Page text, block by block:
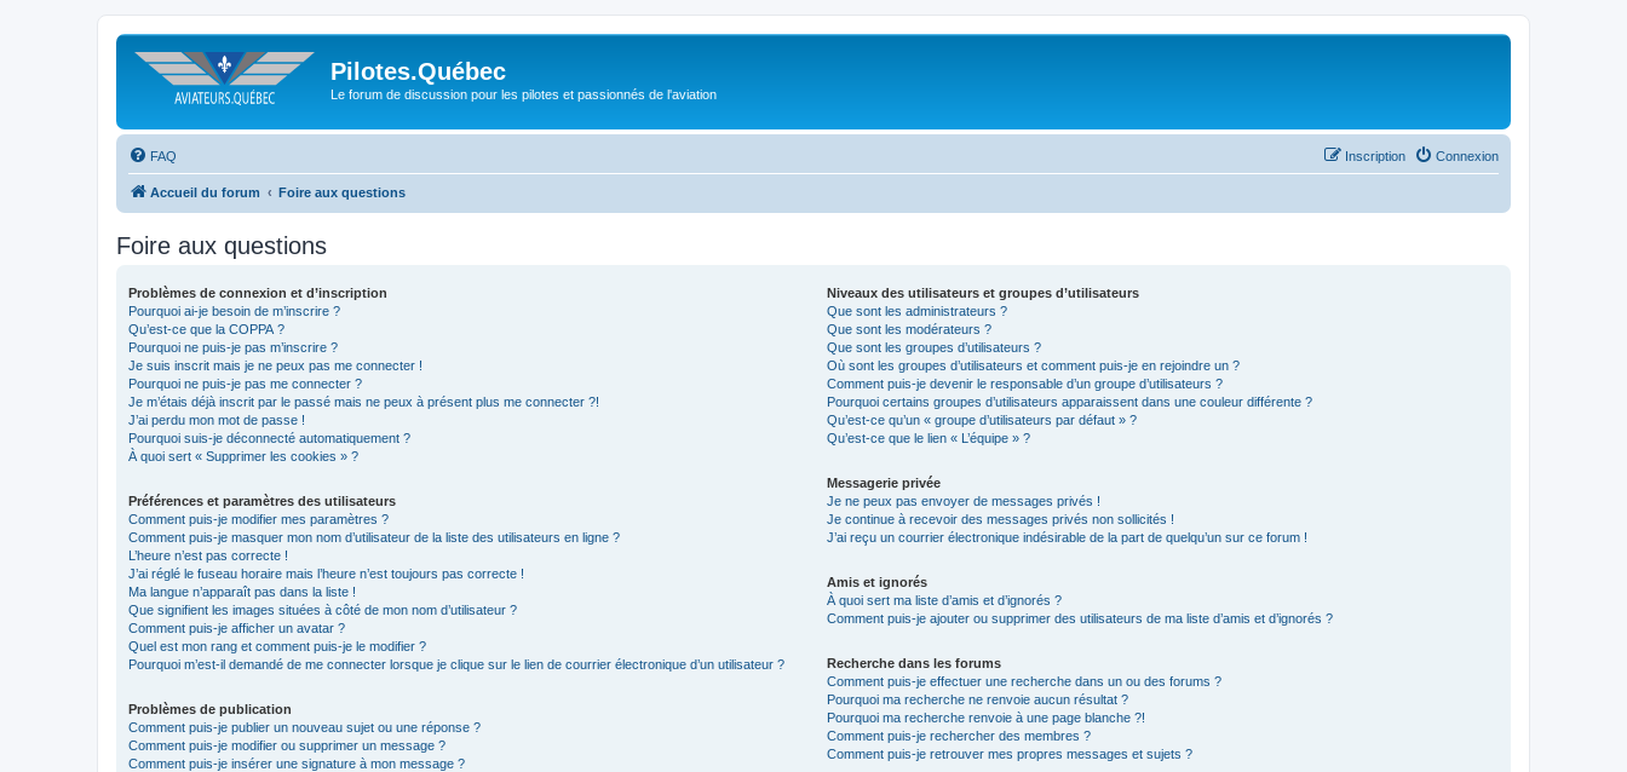
Pilotes.Québec
Le forum de discussion pour les pilotes et passionnés de l'aviation
FAQ Connexion
Inscription
Accueil du forum Foire aux questions
Foire aux questions
Problèmes de connexion et d’inscription
Pourquoi ai-je besoin de m’inscrire ?
Qu’est-ce que la COPPA ?
Pourquoi ne puis-je pas m’inscrire ?
Je suis inscrit mais je ne peux pas me connecter !
Pourquoi ne puis-je pas me connecter ?
Je m’étais déjà inscrit par le passé mais ne peux à présent plus me connecter ?!
J’ai perdu mon mot de passe !
Pourquoi suis-je déconnecté automatiquement ?
À quoi sert « Supprimer les cookies » ?
Préférences et paramètres des utilisateurs
Comment puis-je modifier mes paramètres ?
Comment puis-je masquer mon nom d’utilisateur de la liste des utilisateurs en ligne ?
L’heure n’est pas correcte !
J’ai réglé le fuseau horaire mais l’heure n’est toujours pas correcte !
Ma langue n’apparaît pas dans la liste !
Que signifient les images situées à côté de mon nom d’utilisateur ?
Comment puis-je afficher un avatar ?
Quel est mon rang et comment puis-je le modifier ?
Pourquoi m’est-il demandé de me connecter lorsque je clique sur le lien de courrier électronique d’un utilisateur ?
Problèmes de publication
Comment puis-je publier un nouveau sujet ou une réponse ?
Comment puis-je modifier ou supprimer un message ?
Comment puis-je insérer une signature à mon message ?
Niveaux des utilisateurs et groupes d’utilisateurs
Que sont les administrateurs ?
Que sont les modérateurs ?
Que sont les groupes d’utilisateurs ?
Où sont les groupes d’utilisateurs et comment puis-je en rejoindre un ?
Comment puis-je devenir le responsable d’un groupe d’utilisateurs ?
Pourquoi certains groupes d’utilisateurs apparaissent dans une couleur différente ?
Qu’est-ce qu’un « groupe d’utilisateurs par défaut » ?
Qu’est-ce que le lien « L’équipe » ?
Messagerie privée
Je ne peux pas envoyer de messages privés !
Je continue à recevoir des messages privés non sollicités !
J’ai reçu un courrier électronique indésirable de la part de quelqu’un sur ce forum !
Amis et ignorés
À quoi sert ma liste d’amis et d’ignorés ?
Comment puis-je ajouter ou supprimer des utilisateurs de ma liste d’amis et d’ignorés ?
Recherche dans les forums
Comment puis-je effectuer une recherche dans un ou des forums ?
Pourquoi ma recherche ne renvoie aucun résultat ?
Pourquoi ma recherche renvoie à une page blanche ?!
Comment puis-je rechercher des membres ?
Comment puis-je retrouver mes propres messages et sujets ?